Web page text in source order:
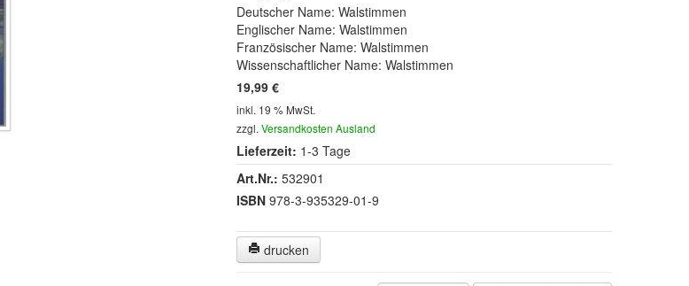
Deutscher Name: Walstimmen
Englischer Name: Walstimmen
Französischer Name: Walstimmen
Wissenschaftlicher Name: Walstimmen
19,99 €
inkl. 19 % MwSt.
zzgl.Versandkosten Ausland
Lieferzeit: 1-3 Tage
Art.Nr.: 532901
ISBN 978-3-935329-01-9
drucken